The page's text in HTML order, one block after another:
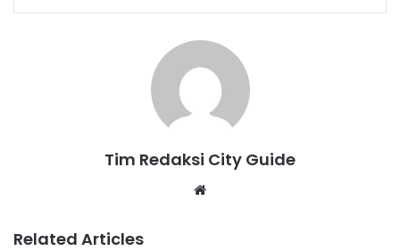
Tim Redaksi City Guide
Related Articles